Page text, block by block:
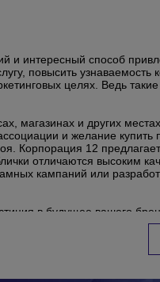
интересный способ
повысить
целях. Ведь
магазинах и других
и желание купить
Корпорация 12
отличаются высоким
кампаний или
в будущее вашего